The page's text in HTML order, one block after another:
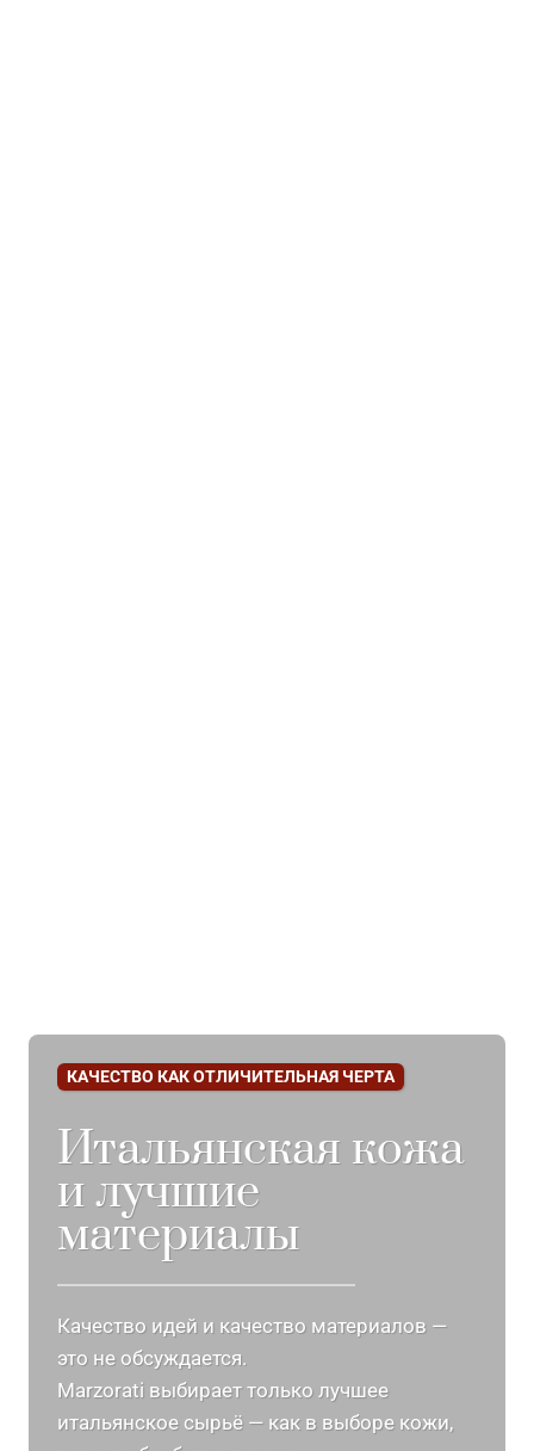
КАЧЕСТВО КАК ОТЛИЧИТЕЛЬНАЯ ЧЕРТА
Итальянская кожа
и лучшие
материалы
Качество идей и качество материалов —
это не обсуждается.
Marzorati выбирает только лучшее
итальянское сырьё — как в выборе кожи,